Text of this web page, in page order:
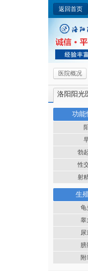
返回首页
医院概况
洛阳阳光
功能
勃
性
射
生
龟
睾
尿
膀
附